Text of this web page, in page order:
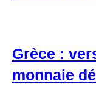
Grèce :
monnaie